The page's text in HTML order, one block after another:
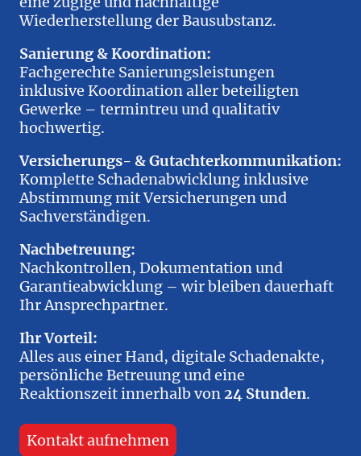
Wiederherstellung der Bausubstanz.
Sanierung & Koordination:
Fachgerechte Sanierungsleistungen
inklusive Koordination aller beteiligten
Gewerke – termintreu und qualitativ
hochwertig.
Versicherungs- & Gutachterkommunikation:
Komplette Schadenabwicklung inklusive
Abstimmung mit Versicherungen und
Sachverständigen.
Nachbetreuung:
Nachkontrollen, Dokumentation und
Garantieabwicklung – wir bleiben dauerhaft
Ihr Ansprechpartner.
Ihr Vorteil:
Alles aus einer Hand, digitale Schadenakte,
persönliche Betreuung und eine
Reaktionszeit innerhalb von24 Stunden.
Kontakt aufnehmen